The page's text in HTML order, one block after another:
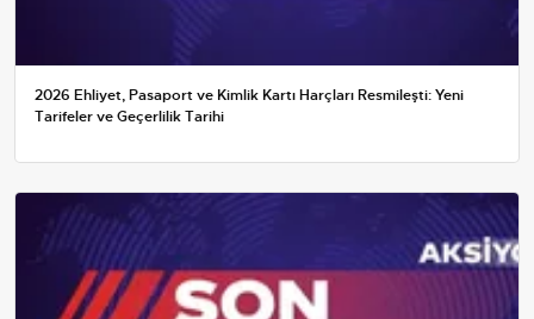
2026 Ehliyet, Pasaport ve Kimlik Kartı Harçları Resmileşti: Yeni
Tarifeler ve Geçerlilik Tarihi